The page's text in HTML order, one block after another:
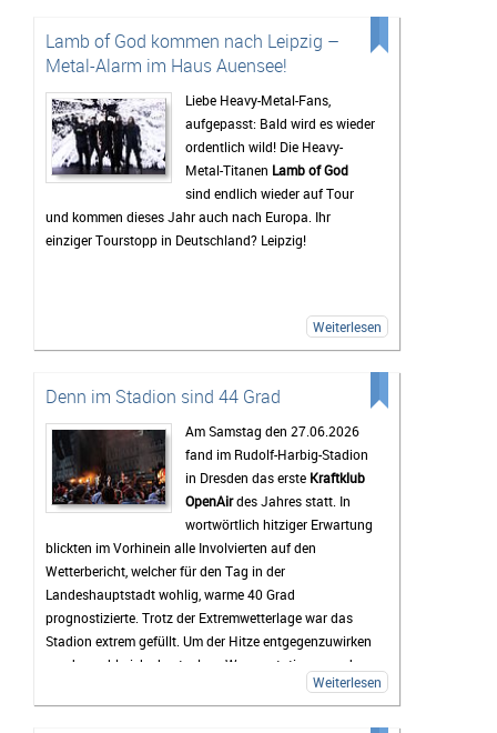
Rock, Indie, Punk und Hip-Hop sorgt dafür, dass jedes
Jahr ein bunt gemischtes Publikum zusammenkommt.
Auch 2026 stehen wieder viele bekannte Künstler auf
dem Programm, die Besucher vor den Bühnen zum
Feiern bringen sollen. Gerade die Headliner werden mit
Spannung erwartet, doch oft sind es auch die kleineren
Bands.
Mindestens genauso wichtig wie die Konzerte ist für
viele Gäste das Leben auf dem Campingplatz. Dort
beginnt das Festivalgefühl oft schon lange, bevor die
zwischendurch eine Pause vom Trubel braucht, kann
zu mehr als nur einem Musikfestival.
Bis zum Festival dauert es zwar noch etwas, doch die
Vorfreude wächst mit jedem Tag. Viele Tickets sind
bereits verkauft und die Erwartungen an das
Wochenende sind entsprechend hoch. Wenn das
Wetter mitspielt und die Stimmung so gut wird wie in
den vergangenen Jahren, dürfte das Highfield Festival
2026 wieder zu den Höhepunkten des Festivalsommers
gehören.
Lamb of God kommen nach Leipzig –
Metal-Alarm im Haus Auensee!
Liebe Heavy-Metal-Fans,
aufgepasst: Bald wird es wieder
ordentlich wild! Die Heavy-
Metal-Titanen Lamb of God
sind endlich wieder auf Tour
und kommen dieses Jahr auch nach Europa. Ihr
einziger Tourstopp in Deutschland? Leipzig!
Weiterlesen
Denn im Stadion sind 44 Grad
Am Samstag den 27.06.2026
fand im Rudolf-Harbig-Stadion
in Dresden das erste Kraftklub
OpenAirdes Jahres statt. In
wortwörtlich hitziger Erwartung
blickten im Vorhinein alle Involvierten auf den
Wetterbericht, welcher für den Tag in der
Landeshauptstadt wohlig, warme 40 Grad
prognostizierte. Trotz der Extremwetterlage war das
Stadion extrem gefüllt. Um der Hitze entgegenzuwirken
wurden zahlreiche kostenlose Wasserstationen und -
sprinkler installiert, Rettungsdecken ausgegeben und
das Wasser an den Verkaufsständen um 20% reduziert.
Weiterlesen